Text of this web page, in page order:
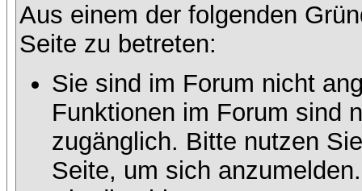
Aus einem der folgenden
Seite zu betreten:
Sie sind im Forum nicht
Funktionen im Forum sind
zugänglich. Bitte nutzen
Seite, um sich